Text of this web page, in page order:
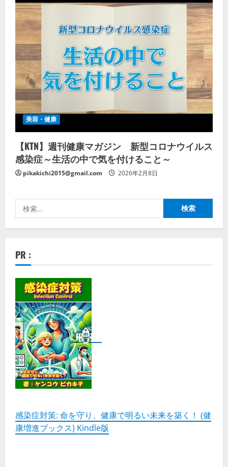
美容・健康
【KTN】週刊健康マガジン 新型コロナウイルス
感染症～生活の中で気を付けること～
pikakichi2015@gmail.com 2026年2月8日
索:
PR :
感染症対策: 命を守り、健康で明るい未来を築く！ (健
康増進ブックス) Kindle版